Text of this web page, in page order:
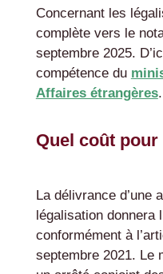
Concernant les
complète vers le
septembre 2025.
compétence du
Affaires étrangères.
Quel coût
La délivrance d’une
légalisation donnera
conformément à
septembre 2021. Le